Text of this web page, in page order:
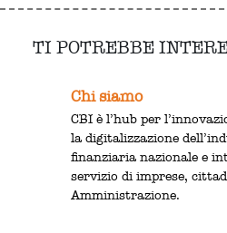
TI POTREBBE
Chi siamo
CBI è l’hub per
la digitalizzazione
finanziaria nazionale e
servizio di imprese,
Amministrazione.